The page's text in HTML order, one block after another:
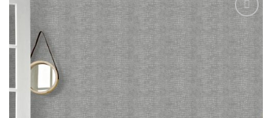
Dodaj
u listu
želja